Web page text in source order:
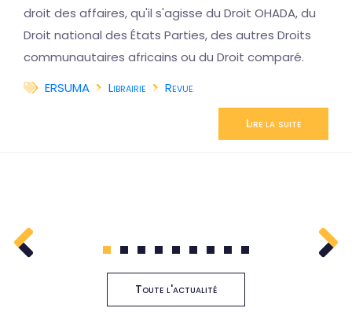
droit des affaires, qu'il s'agisse du Droit OHADA, du
Droit national des États Parties, des autres Droits
communautaires africains ou du Droit comparé.
ERSUMA
Librairie Revue
Lire la suite
1 2 3 4 5 6 7 8 9
Toute l'actualité